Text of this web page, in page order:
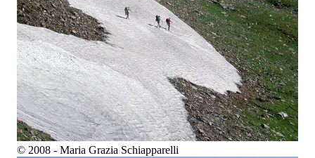
© 2008 - Maria Grazia Schiapparelli